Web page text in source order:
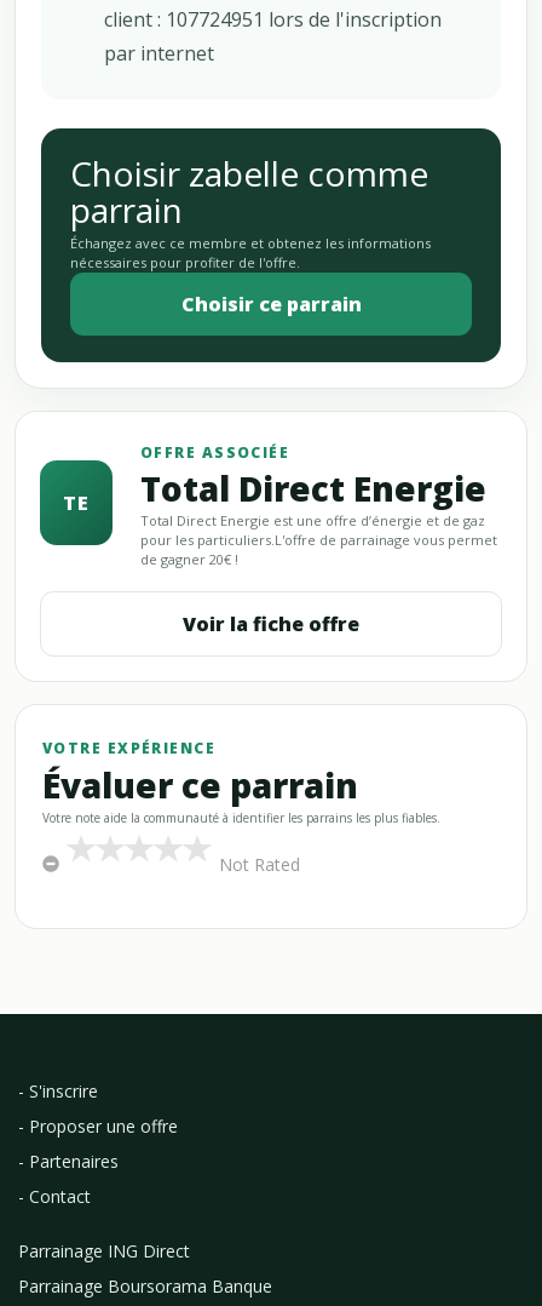
client : 107724951 lors de l'inscription
par internet
Choisir zabelle comme
parrain
Échangez avec ce membre et obtenez les informations
nécessaires pour profiter de l'offre.
Choisir ce parrain
TE
OFFRE ASSOCIÉE
Total Direct Energie
Total Direct Energie est une offre d’énergie et de gaz
pour les particuliers.L'offre de parrainage vous permet
de gagner 20€ !
Voir la fiche offre
VOTRE EXPÉRIENCE
Évaluer ce parrain
Votre note aide la communauté à identifier les parrains les plus fiables.
Not Rated
- S'inscrire
- Proposer une offre
- Partenaires
- Contact
Parrainage ING Direct
Parrainage Boursorama Banque